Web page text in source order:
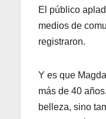
El público
medios de
registraron.
Y es que
más de 40
belleza, sino